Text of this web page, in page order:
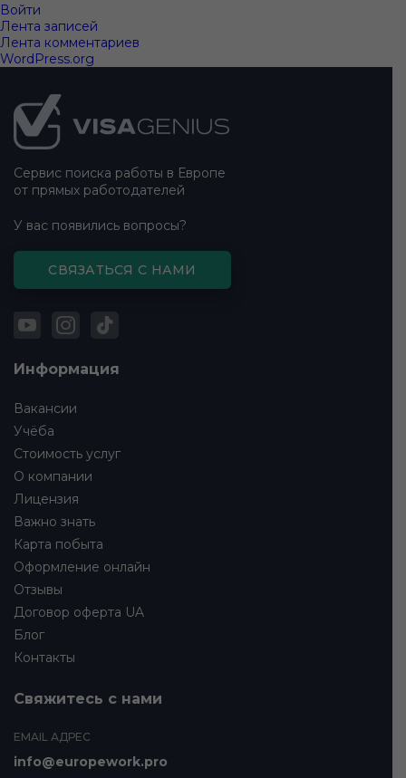
Войти
Лента записей
Лента комментариев
WordPress.org
Подвал
сайта
Сервис поиска работы в Европе
от прямых работодателей
У вас появились вопросы?
СВЯЗАТЬСЯ С НАМИ
Информация
Вакансии
Учёба
Стоимость услуг
О компании
Лицензия
Важно знать
Карта побыта
Оформление онлайн
Отзывы
Договор оферта UA
Блог
Контакты
Свяжитесь с нами
EMAIL АДРЕС
info@europework.pro